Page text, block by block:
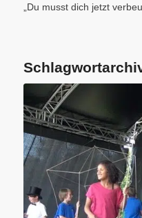
„Du musst dich jetzt